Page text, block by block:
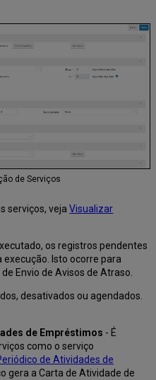
de Serviços
serviços, vejaVisualizar
os registros pendentes
Isto ocorre para
Envio de Avisos de Atraso.
desativados ou agendados.
de Empréstimos - É
como o serviço
de Atividades de
gera a Carta de Atividade de